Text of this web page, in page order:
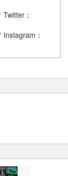
：
Instagram：